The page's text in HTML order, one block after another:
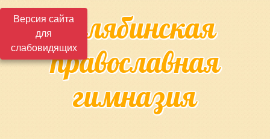
Версия сайта
для
слабовидящихЧелябинская
православная
гимназия